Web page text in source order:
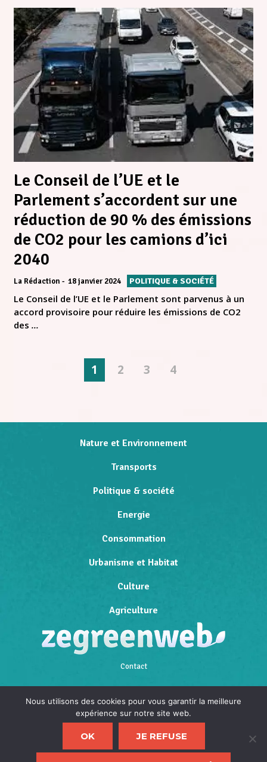
Le Conseil de l’UE et le
Parlement s’accordent sur une
réduction de 90 % des émissions
de CO2 pour les camions d’ici
2040
La Rédaction 18 janvier 2024 POLITIQUE & SOCIÉTÉ
Le Conseil de l’UE et le Parlement sont parvenus à un
accord provisoire pour réduire les émissions de CO2
des ...
1 2 3 4
Nature et Environnement
Transports
Politique & société
Energie
Consommation
Urbanisme et Habitat
Culture
Agriculture
Contact
Mentions légales
Politique de confidentialité
Nous utilisons des cookies pour vous garantir la meilleure
expérience sur notre site web.
OK JE REFUSE